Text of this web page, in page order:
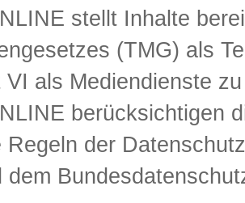
stellt Inhalte
(TMG) als
VI als Mediendienste
berücksichtigen
Regeln der
dem